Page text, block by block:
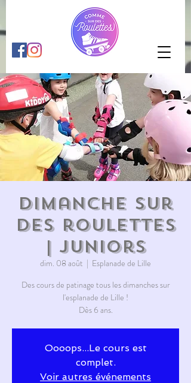
Dimanche sur
des roulettes
| juniors
dim. 08 août
  |
Esplanade de Lille
Des cours de patinage tous les dimanches sur
l'esplanade de Lille !
Dès 6 ans.
Oooops...Le cours est
complet.
Voir autres événements